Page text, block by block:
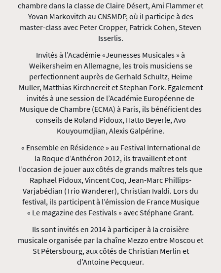
chambre dans la classe de Claire Désert, Ami Flammer et
Yovan Markovitch au CNSMDP, où il participe à des
master-class avec Peter Cropper, Patrick Cohen, Steven
Isserlis.
Invités à l’Académie «Jeunesses Musicales » à
Weikersheim en Allemagne, les trois musiciens se
perfectionnent auprès de Gerhald Schultz, Heime
Muller, Matthias Kirchnereit et Stephan Fork. Egalement
invités à une session de l’Académie Européenne de
Musique de Chambre (ECMA) à Paris, ils bénéficient des
conseils de Roland Pidoux, Hatto Beyerle, Avo
Kouyoumdjian, Alexis Galpérine.
« Ensemble en Résidence » au Festival International de
la Roque d’Anthéron 2012, ils travaillent et ont
l’occasion de jouer aux côtés de grands maîtres tels que
Raphael Pidoux, Vincent Coq, Jean-Marc Phillips-
Varjabédian (Trio Wanderer), Christian Ivaldi. Lors du
festival, ils participent à l’émission de France Musique
« Le magazine des Festivals » avec Stéphane Grant.
Ils sont invités en 2014 à participer à la croisière
musicale organisée par la chaîne Mezzo entre Moscou et
St Pétersbourg, aux côtés de Christian Merlin et
d’Antoine Pecqueur.